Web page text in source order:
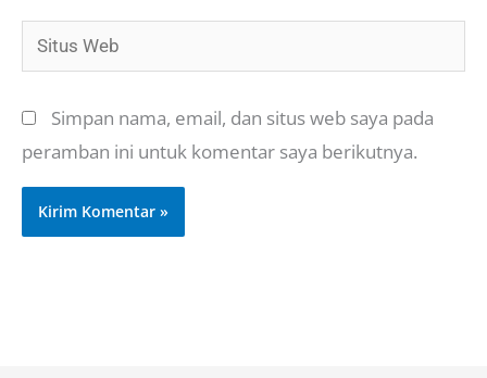
Situs
Web
Simpan nama, email, dan situs web saya pada
peramban ini untuk komentar saya berikutnya.